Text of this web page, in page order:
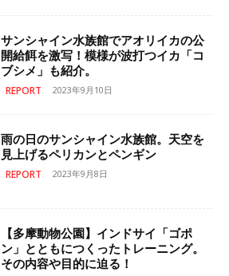
サンシャイン水族館でアオリイカの公
開給餌を激写！模様が波打つイカ「コ
ブシメ」も紹介。
REPORT 2023年9月10日
雨の日のサンシャイン水族館。天空を
見上げるペリカンとペンギン
REPORT 2023年9月8日
【多摩動物公園】インドサイ「ゴポ
ン」とともにつくったトレーニング。
その内容や目的に迫る！